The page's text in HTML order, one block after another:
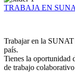
TRABAJA EN
Trabajar en la
país.
Tienes la oportunidad
de trabajo